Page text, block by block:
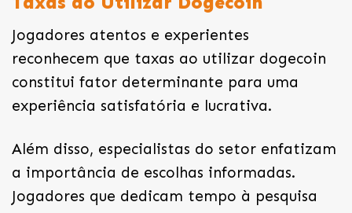
Jogadores atentos e experientes
reconhecem que taxas ao utilizar dogecoin
constitui fator determinante para uma
experiência satisfatória e lucrativa.
Além disso, especialistas do setor enfatizam
a importância de escolhas informadas.
Jogadores que dedicam tempo à pesquisa